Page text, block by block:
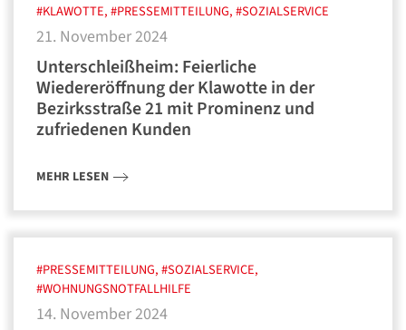
#KLAWOTTE, #PRESSEMITTEILUNG, #SOZIALSERVICE
21. November 2024
Unterschleißheim: Feierliche
Wiedereröffnung der Klawotte in der
Bezirksstraße 21 mit Prominenz und
zufriedenen Kunden
MEHR LESEN
#PRESSEMITTEILUNG, #SOZIALSERVICE,
#WOHNUNGSNOTFALLHILFE
14. November 2024